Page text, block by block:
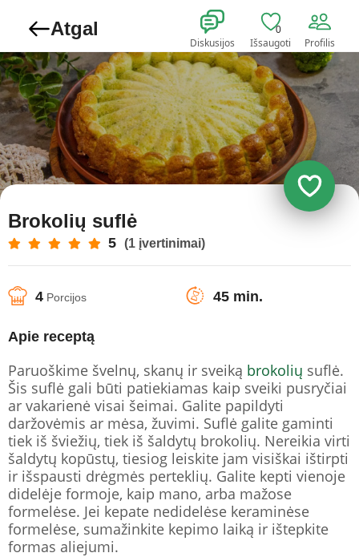
Atgal
Diskusijos
0
Išsaugoti Profilis
Brokolių suflė
5 (1 įvertinimai)
4 Porcijos 45 min.
Apie receptą
Paruoškime švelnų, skanų ir sveiką brokolių suflė.
Šis suflė gali būti patiekiamas kaip sveiki pusryčiai
ar vakarienė visai šeimai. Galite papildyti
daržovėmis ar mėsa, žuvimi. Suflė galite gaminti
tiek iš šviežių, tiek iš šaldytų brokolių. Nereikia virti
šaldytų kopūstų, tiesiog leiskite jam visiškai ištirpti
ir išspausti drėgmės perteklių. Galite kepti vienoje
didelėje formoje, kaip mano, arba mažose
formelėse. Jei kepate nedidelėse keraminėse
formelėse, sumažinkite kepimo laiką ir ištepkite
formas aliejumi.